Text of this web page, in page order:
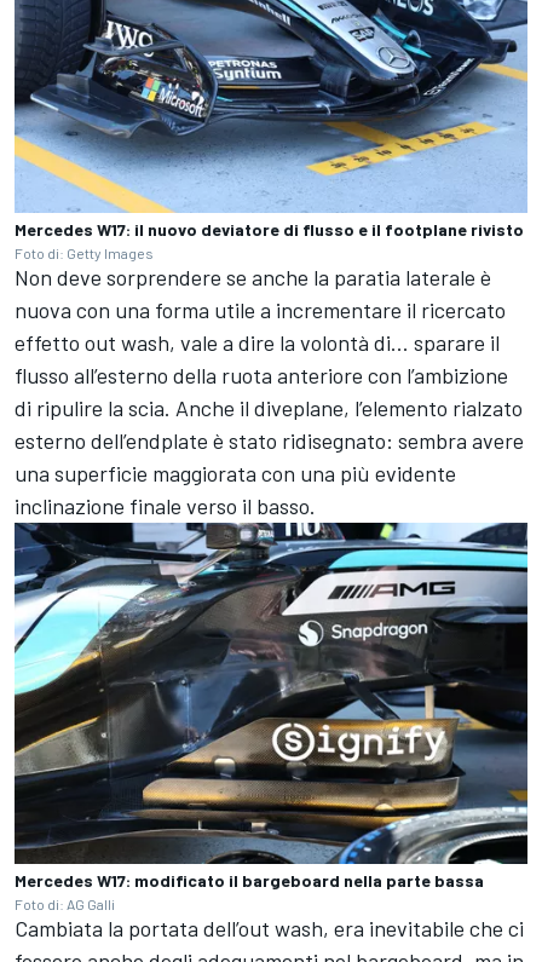
Mercedes W17: il nuovo deviatore di flusso e il footplane rivisto
Foto di: Getty Images
Non deve sorprendere se anche la paratia laterale è
nuova con una forma utile a incrementare il ricercato
effetto out wash, vale a dire la volontà di... sparare il
flusso all’esterno della ruota anteriore con l’ambizione
di ripulire la scia. Anche il diveplane, l’elemento rialzato
esterno dell’endplate è stato ridisegnato: sembra avere
una superficie maggiorata con una più evidente
inclinazione finale verso il basso.
Mercedes W17: modificato il bargeboard nella parte bassa
Foto di: AG Galli
Cambiata la portata dell’out wash, era inevitabile che ci